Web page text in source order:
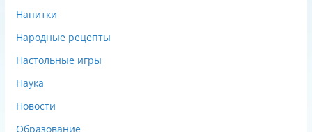
Напитки
Народные рецепты
Настольные игры
Наука
Новости
Образование